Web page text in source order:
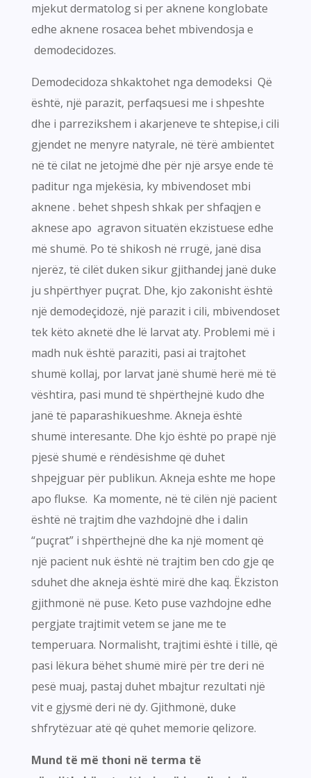
mjekut dermatolog si per aknene konglobate
edhe aknene rosacea behet mbivendosja e
demodecidozes.
Demodecidoza shkaktohet nga demodeksi Që
është, një parazit, perfaqsuesi me i shpeshte
dhe i parrezikshem i akarjeneve te shtepise,i cili
gjendet ne menyre natyrale, në tërë ambientet
në të cilat ne jetojmë dhe për një arsye ende të
paditur nga mjekësia, ky mbivendoset mbi
aknene . behet shpesh shkak per shfaqjen e
aknese apo agravon situatën ekzistuese edhe
më shumë. Po të shikosh në rrugë, janë disa
njerëz, të cilët duken sikur gjithandej janë duke
ju shpërthyer puçrat. Dhe, kjo zakonisht është
një demodeçidozë, një parazit i cili, mbivendoset
tek këto aknetë dhe lë larvat aty. Problemi më i
madh nuk është paraziti, pasi ai trajtohet
shumë kollaj, por larvat janë shumë herë më të
vështira, pasi mund të shpërthejnë kudo dhe
janë të paparashikueshme. Akneja është
shumë interesante. Dhe kjo është po prapë një
pjesë shumë e rëndësishme që duhet
shpejguar për publikun. Akneja eshte me hope
apo flukse. Ka momente, në të cilën një pacient
është në trajtim dhe vazhdojnë dhe i dalin
“puçrat” i shpërthejnë dhe ka një moment që
një pacient nuk është në trajtim ben cdo gje qe
sduhet dhe akneja është mirë dhe kaq. Ëkziston
gjithmonë në puse. Keto puse vazhdojne edhe
pergjate trajtimit vetem se jane me te
temperuara. Normalisht, trajtimi është i tillë, që
pasi lëkura bëhet shumë mirë për tre deri në
pesë muaj, pastaj duhet mbajtur rezultati një
vit e gjysmë deri në dy. Gjithmonë, duke
shfrytëzuar atë që quhet memorie qelizore.
Mund të më thoni në terma të